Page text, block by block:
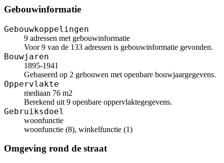
Gebouwinformatie
Gebouwkoppelingen
9 adressen met gebouwinformatie
Voor 9 van de 133 adressen is gebouwinformatie gevonden.
Bouwjaren
1895-1941
Gebaseerd op 2 gebouwen met openbare bouwjaargegevens.
Oppervlakte
mediaan 76 m2
Berekend uit 9 openbare oppervlaktegegevens.
Gebruiksdoel
woonfunctie
woonfunctie (8), winkelfunctie (1)
Omgeving rond de straat